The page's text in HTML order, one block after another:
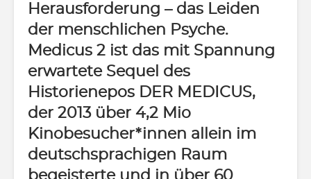
Herausforderung – das Leiden
der menschlichen Psyche.
Medicus 2 ist das mit Spannung
erwartete Sequel des
Historienepos DER MEDICUS,
der 2013 über 4,2 Mio
Kinobesucher*innen allein im
deutschsprachigen Raum
begeisterte und in über 60